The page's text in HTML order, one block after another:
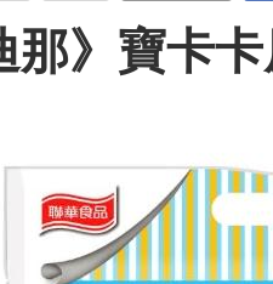
那》寶卡